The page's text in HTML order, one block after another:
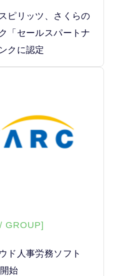
ピリッツ、さくらの
「セールスパートナ
クに認定
GROUP]
ド人事労務ソフト
始